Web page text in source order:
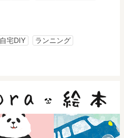
自宅DIY
ランニング